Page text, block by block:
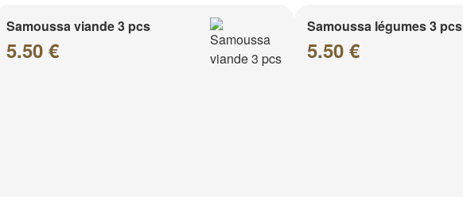
Samoussa viande 3 pcs
5.50 €
Samoussa légumes 3 pcs
5.50 €